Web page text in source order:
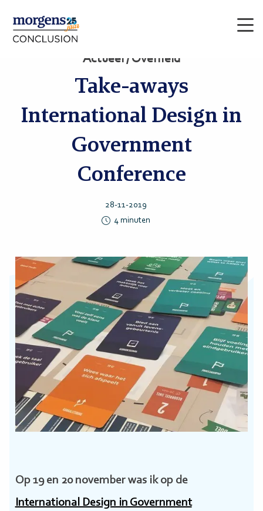
Actueel / Overheid
Take-aways
International Design in
Government
Conference
28-11-2019
4 minuten
Op 19 en 20 november was ik op de
International Design in Government